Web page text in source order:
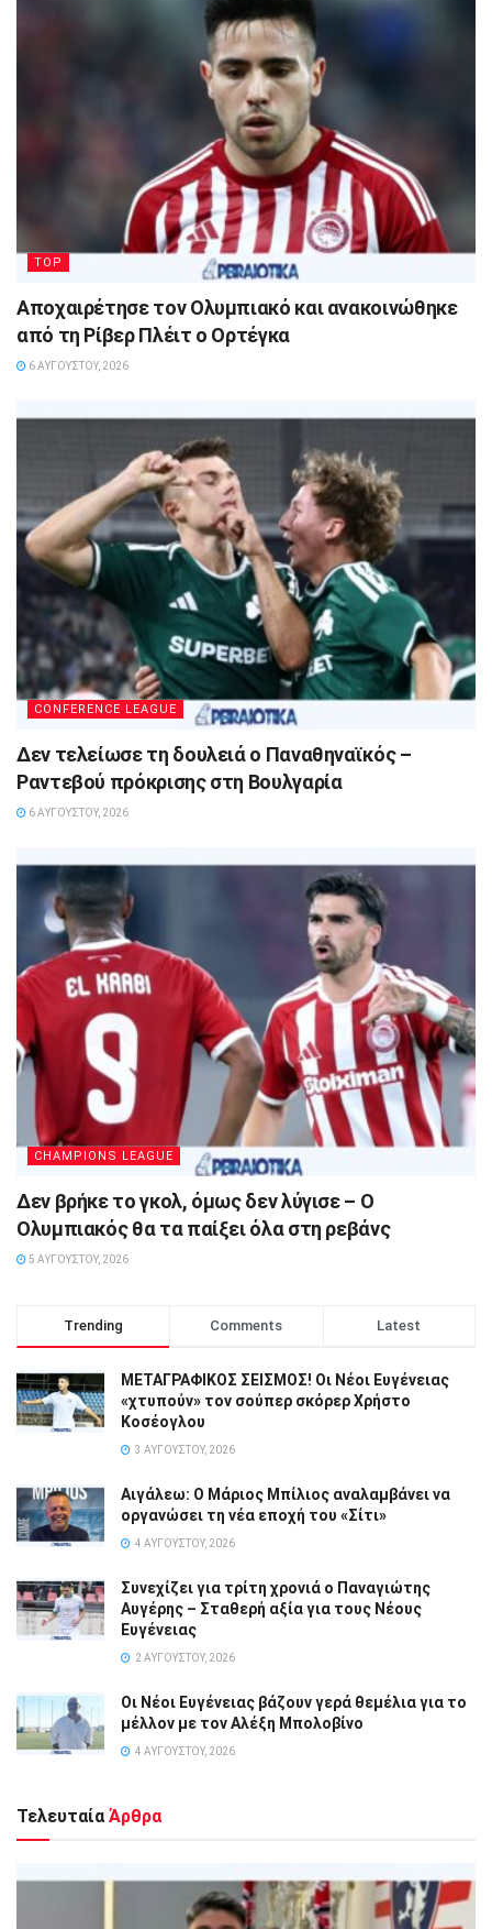
TOP
Αποχαιρέτησε τον Ολυμπιακό και ανακοινώθηκε
από τη Ρίβερ Πλέιτ ο Ορτέγκα
6 ΑΥΓΟΎΣΤΟΥ, 2026
CONFERENCE LEAGUE
Δεν τελείωσε τη δουλειά ο Παναθηναϊκός –
Ραντεβού πρόκρισης στη Βουλγαρία
6 ΑΥΓΟΎΣΤΟΥ, 2026
CHAMPIONS LEAGUE
Δεν βρήκε το γκολ, όμως δεν λύγισε – Ο
Ολυμπιακός θα τα παίξει όλα στη ρεβάνς
5 ΑΥΓΟΎΣΤΟΥ, 2026
Trending Comments Latest
ΜΕΤΑΓΡΑΦΙΚΟΣ ΣΕΙΣΜΟΣ! Οι Νέοι Ευγένειας
«χτυπούν» τον σούπερ σκόρερ Χρήστο
Κοσέογλου
3 ΑΥΓΟΎΣΤΟΥ, 2026
Αιγάλεω: Ο Μάριος Μπίλιος αναλαμβάνει να
οργανώσει τη νέα εποχή του «Σίτι»
4 ΑΥΓΟΎΣΤΟΥ, 2026
Συνεχίζει για τρίτη χρονιά ο Παναγιώτης
Αυγέρης – Σταθερή αξία για τους Νέους
Ευγένειας
2 ΑΥΓΟΎΣΤΟΥ, 2026
Οι Νέοι Ευγένειας βάζουν γερά θεμέλια για το
μέλλον με τον Αλέξη Μπολοβίνο
4 ΑΥΓΟΎΣΤΟΥ, 2026
Τελευταία Άρθρα